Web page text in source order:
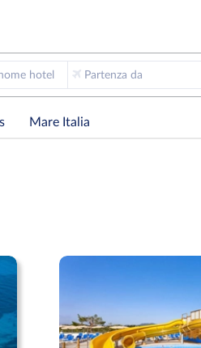
hotel Partenza da
Mare Italia